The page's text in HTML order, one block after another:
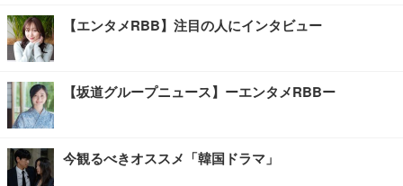
【エンタメRBB】注目の人にインタビュー
【坂道グループニュース】ーエンタメRBBー
今観るべきオススメ「韓国ドラマ」